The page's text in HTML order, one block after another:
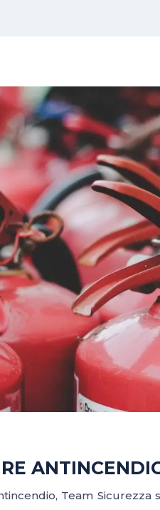
Team